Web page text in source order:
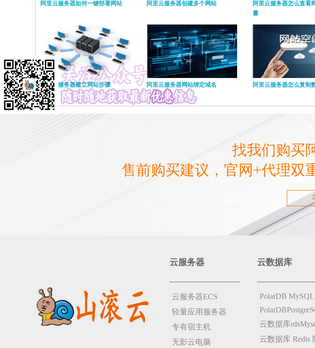
阿里云服务器如何一键部署网站 阿里云服务器创建多个网站
阿里云服务器怎么查看
量
阿里云服务器建立网站步骤 阿里云服务器网站绑定域名 阿里云服务器怎么复制
找我们购买
售前购买建议，官网+代理双
云服务器
云服务器ECS
轻量应用服务器
专有宿主机
无影云电脑
云数据库
PolarDB MySQL
云数据库
云数据库 Redis